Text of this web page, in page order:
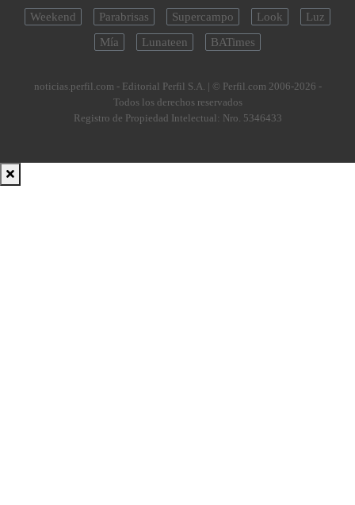
Weekend
Parabrisas Supercampo Look
Luz
Mía
Lunateen BATimes
noticias.perfil.com - Editorial Perfil S.A. | © Perfil.com 2006-2026 -
Todos los derechos reservados
Registro de Propiedad Intelectual: Nro. 5346433